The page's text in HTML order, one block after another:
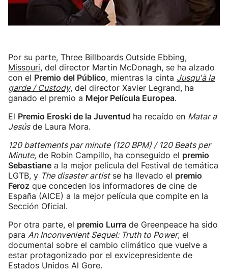
Por su parte, Three Billboards Outside Ebbing,
Missouri, del director Martin McDonagh, se ha alzado
con el Premio del Público, mientras la cinta Jusqu'à la
garde / Custody, del director Xavier Legrand, ha
ganado el premio a Mejor Película Europea.
El Premio Eroski de la Juventud ha recaído en Matar a
Jesúsde Laura Mora.
120 battements par minute (120 BPM) / 120 Beats per
Minute, de Robin Campillo, ha conseguido el premio
Sebastiane a la mejor película del Festival de temática
LGTB, y The disaster artistse ha llevado el premio
Feroz que conceden los informadores de cine de
España (AICE) a la mejor película que compite en la
Sección Oficial.
Por otra parte, el premio Lurra de Greenpeace ha sido
para An Inconvenient Sequel: Truth to Power, el
documental sobre el cambio climático que vuelve a
estar protagonizado por el exvicepresidente de
Estados Unidos Al Gore.